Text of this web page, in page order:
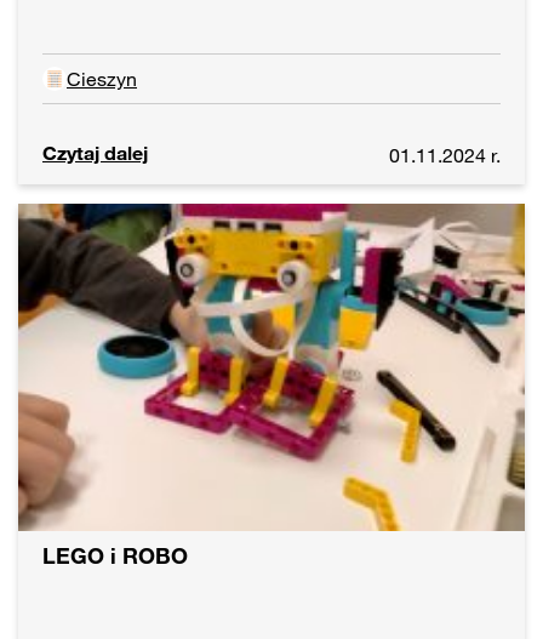
Cieszyn
Czytaj dalej 01.11.2024 r.
LEGO i ROBO